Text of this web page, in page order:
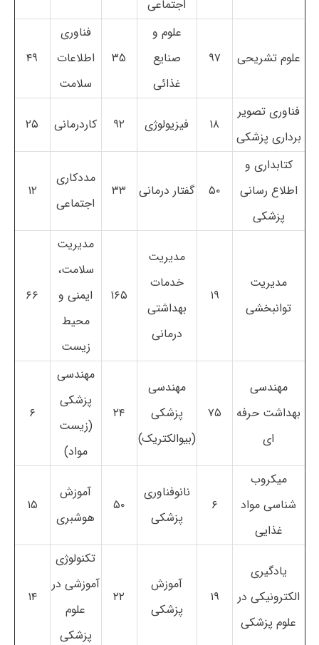
اجتماعی
علوم تشریحی ۹۷
علوم و
صنایع
غذائی
۳۵
فناوری
اطلاعات
سلامت
۴۹
فناوری تصویر
برداری پزشکی
۱۸ فیزیولوژی ۹۲ کاردرمانی ۲۵
کتابداری و
اطلاع رسانی
پزشکی
۵۰ گفتار درمانی ۳۳
مددکاری
اجتماعی
۱۲
مدیریت
توانبخشی
۱۹
مدیریت
خدمات
بهداشتی
درمانی
۱۶۵
مدیریت
سلامت،
ایمنی و
محیط
زیست
۶۶
مهندسی
بهداشت حرفه
ای
۷۵
مهندسی
پزشکی
(بیوالکتریک)
۲۴
مهندسی
پزشکی
(زیست
مواد)
۶
میکروب
شناسی مواد
غذایی
۶
نانوفناوری
پزشکی
۵۰
آموزش
هوشبری
۱۵
یادگیری
الکترونیکی در
علوم پزشکی
۱۹
آموزش
پزشکی
۲۲
تکنولوژی
آموزشی در
علوم
پزشکی
۱۴